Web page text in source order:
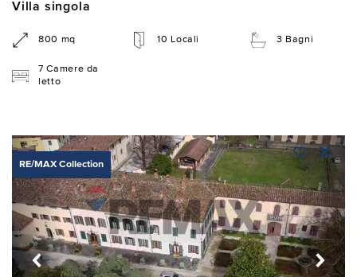
Villa singola
800 mq 10 Locali 3 Bagni
7 Camere da
letto
RE/MAX Collection